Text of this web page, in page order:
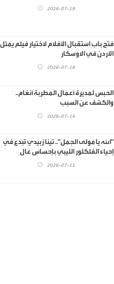
2026-07-19
فتح باب استقبال الأفلام لاختيار فيلم يمثل
الأردن في الاوسكار
2026-07-16
الحبس لمديرة أعمال المطربة أنغام..
والكشف عن السبب
2026-07-14
"الله يا مولى الجمل".. تينا زبيدي تُبدع في
إحياء الفلكلور الليبي بإحساسٍ عالٍ
2026-07-11